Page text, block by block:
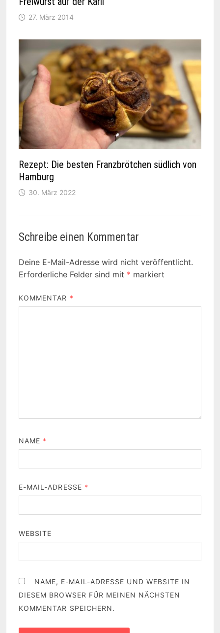
27. März 2014
Rezept: Die besten Franzbrötchen südlich von
Hamburg
30. März 2022
Schreibe einen Kommentar
Deine E-Mail-Adresse wird nicht veröffentlicht.
Erforderliche Felder sind mit * markiert
KOMMENTAR *
NAME *
E-MAIL-ADRESSE *
WEBSITE
NAME, E-MAIL-ADRESSE UND WEBSITE IN
DIESEM BROWSER FÜR MEINEN NÄCHSTEN
KOMMENTAR SPEICHERN.